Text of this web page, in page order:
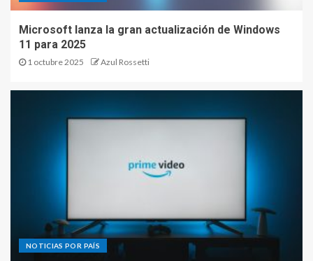
Microsoft lanza la gran actualización de Windows
11 para 2025
1 octubre 2025 Azul Rossetti
NOTICIAS POR PAÍS